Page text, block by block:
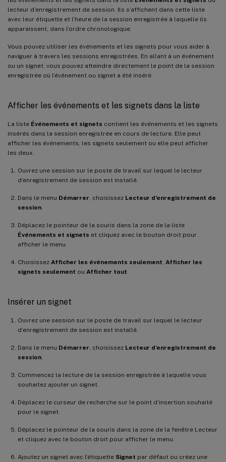
lecteur d’enregistrement de session. Ils s’affichent dans cette liste
avec leur étiquette et l’heure de la session enregistrée à laquelle ils
apparaissent, dans l’ordre chronologique.
Vous pouvez utiliser les événements et les signets pour vous aider à
naviguer à travers les sessions enregistrées. En allant à un événement
ou un signet, vous pouvez atteindre directement le point de la session
enregistrée où l’événement ou signet a été inséré.
Afficher les événements et les signets dans la liste
La liste Événements et signets contient les événements et les signets
insérés dans la session enregistrée en cours de lecture. Elle peut
afficher les événements, les signets seulement ou elle peut afficher
les deux.
Ouvrez une session sur le poste de travail sur lequel le lecteur
d’enregistrement de session est installé.
Dans le menu Démarrer , choisissez Lecteur d’enregistrement de
session
Déplacez le pointeur de la souris dans la zone de la liste
Événements et signets et cliquez avec le bouton droit pour
afficher le menu.
Choisissez Afficher les événements seulement Afficher les
signets seulement ou Afficher tout
Insérer un signet
Ouvrez une session sur le poste de travail sur lequel le lecteur
d’enregistrement de session est installé.
Dans le menu Démarrer , choisissez Lecteur d’enregistrement de
session
Commencez la lecture de la session enregistrée à laquelle vous
souhaitez ajouter un signet.
Déplacez le curseur de recherche sur le point d’insertion souhaité
pour le signet.
Déplacez le pointeur de la souris dans la zone de la fenêtre Lecteur
et cliquez avec le bouton droit pour afficher le menu.
Ajoutez un signet avec l’étiquette Signet par défaut ou créez une